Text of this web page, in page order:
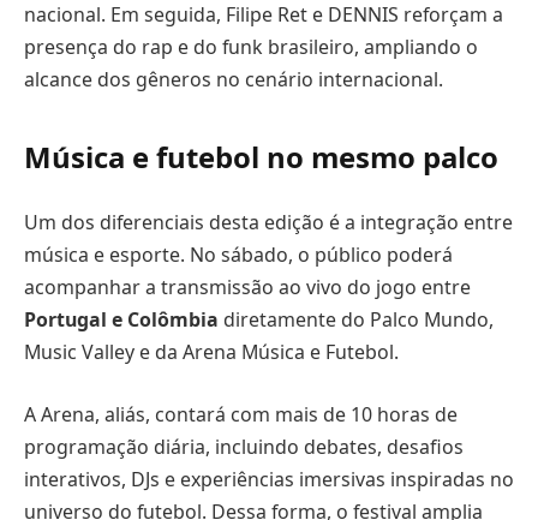
nacional. Em seguida, Filipe Ret e DENNIS reforçam a
presença do rap e do funk brasileiro, ampliando o
alcance dos gêneros no cenário internacional.
Música e futebol no mesmo palco
Um dos diferenciais desta edição é a integração entre
música e esporte. No sábado, o público poderá
acompanhar a transmissão ao vivo do jogo entre
Portugal e Colômbia diretamente do Palco Mundo,
Music Valley e da Arena Música e Futebol.
A Arena, aliás, contará com mais de 10 horas de
programação diária, incluindo debates, desafios
interativos, DJs e experiências imersivas inspiradas no
universo do futebol. Dessa forma, o festival amplia